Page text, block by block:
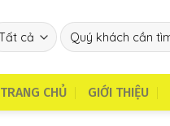
Tìm
kiếm:
TRANG CHỦ GIỚI THIỆU